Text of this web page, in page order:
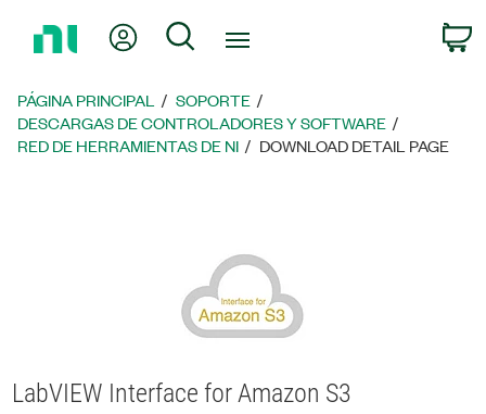
página
principal
Mi cuentaBúsqueda
PÁGINA PRINCIPAL
SOPORTE
DESCARGAS DE CONTROLADORES Y SOFTWARE
RED DE HERRAMIENTAS DE NI
DOWNLOAD DETAIL PAGE
LabVIEW Interface for Amazon S3